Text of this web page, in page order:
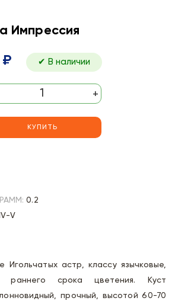
Импрессия
₽ ✔ В наличии
+
КУПИТЬ
0.2
IV-V
Игольчатых астр, классу язычковые,
раннего срока цветения. Куст
прочный, высотой 60-70